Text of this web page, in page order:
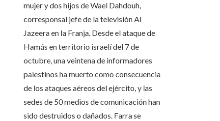
mujer y dos hijos de Wael Dahdouh,
corresponsal jefe de la televisión Al
Jazeera en la Franja. Desde el ataque de
Hamás en territorio israelí del 7 de
octubre, una veintena de informadores
palestinos ha muerto como consecuencia
de los ataques aéreos del ejército, y las
sedes de 50 medios de comunicación han
sido destruidos o dañados. Farra se